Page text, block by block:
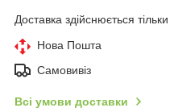
Доставка здійснюється
Нова Пошта
Самовивіз
Всі умови доставки